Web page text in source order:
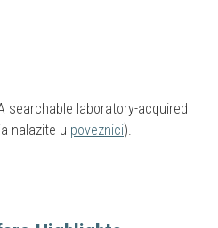
searchable laboratory-acquired
nalazite u poveznici).